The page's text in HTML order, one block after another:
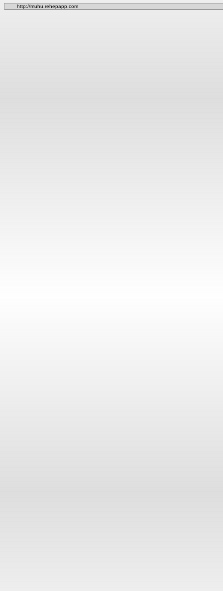
http://muhu.rehepapp.com